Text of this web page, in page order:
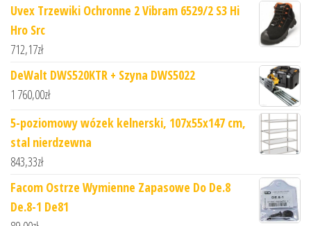
Uvex Trzewiki Ochronne 2 Vibram 6529/2 S3 Hi
Hro Src
712,17zł
DeWalt DWS520KTR + Szyna DWS5022
1 760,00zł
5-poziomowy wózek kelnerski, 107x55x147 cm,
stal nierdzewna
843,33zł
Facom Ostrze Wymienne Zapasowe Do De.8
De.8-1 De81